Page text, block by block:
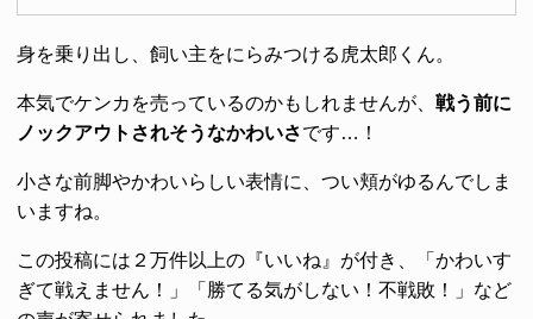
身を乗り出し、飼い主をにらみつける虎太郎くん。
本気でケンカを売っているのかもしれませんが、 戦う前に
ノックアウトされそうなかわいさです…！
小さな前脚やかわいらしい表情に、つい頬がゆるんでしま
いますね。
この投稿には２万件以上の『いいね』が付き、「かわいす
ぎて戦えません！」「勝てる気がしない！不戦敗！」など